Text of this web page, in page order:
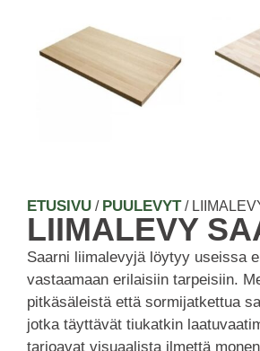
ETUSIVU / PUULEVYT/
LIIMALEVY
Saarni liimalevyjä löytyy useissa
vastaamaan erilaisiin tarpeisiin.
pitkäsäleistä että sormijatkettua
jotka täyttävät tiukatkin
tarjoavat visuaalista ilmettä